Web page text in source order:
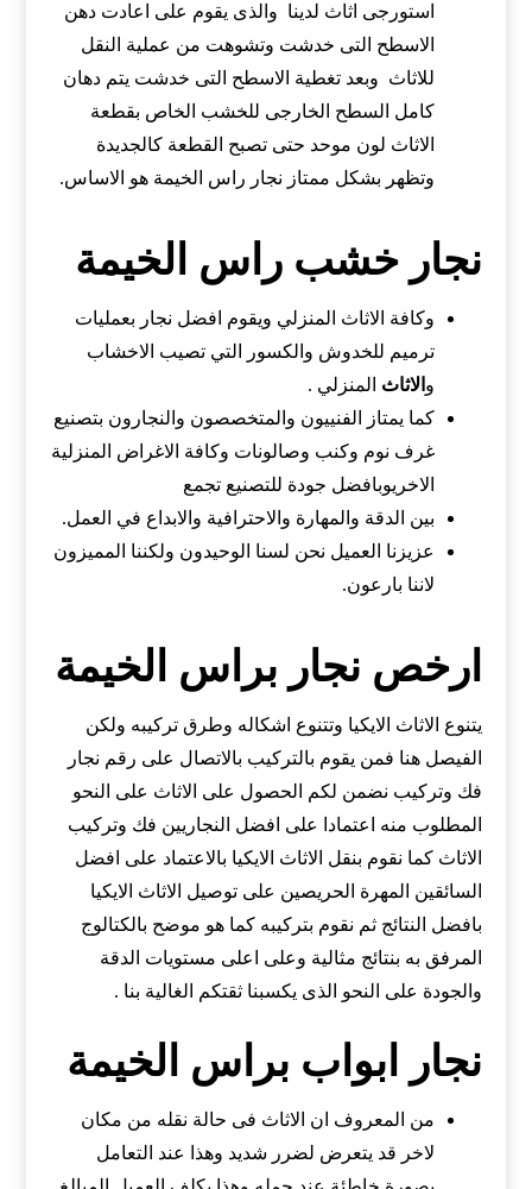
استورجى اثاث لدينا والذى يقوم على اعادت دهن
الاسطح التى خدشت وتشوهت من عملية النقل
للاثاث وبعد تغطية الاسطح التى خدشت يتم دهان
كامل السطح الخارجى للخشب الخاص بقطعة
الاثاث لون موحد حتى تصبح القطعة كالجديدة
وتظهر بشكل ممتاز نجار راس الخيمة هو الاساس.
نجار خشب راس الخيمة
وكافة الاثاث المنزلي ويقوم افضل نجار بعمليات
ترميم للخدوش والكسور التي تصيب الاخشاب
و الاثاث المنزلي .
كما يمتاز الفنييون والمتخصصون والنجارون بتصنيع
غرف نوم وكنب وصالونات وكافة الاغراض المنزلية
الاخريوبافضل جودة للتصنيع تجمع
بين الدقة والمهارة والاحترافية والابداع في العمل.
عزيزنا العميل نحن لسنا الوحيدون ولكننا المميزون
لاننا بارعون.
ارخص نجار براس الخيمة
يتنوع الاثاث الايكيا وتتنوع اشكاله وطرق تركيبه ولكن
الفيصل هنا فمن يقوم بالتركيب بالاتصال على رقم نجار
فك وتركيب نضمن لكم الحصول على الاثاث على النحو
المطلوب منه اعتمادا على افضل النجاريين فك وتركيب
الاثاث كما نقوم بنقل الاثاث الايكيا بالاعتماد على افضل
السائقين المهرة الحريصين على توصيل الاثاث الايكيا
بافضل النتائج ثم نقوم بتركيبه كما هو موضح بالكتالوج
المرفق به بنتائج مثالية وعلى اعلى مستويات الدقة
والجودة على النحو الذى يكسبنا ثقتكم الغالية بنا .
نجار ابواب براس الخيمة
من المعروف ان الاثاث فى حالة نقله من مكان
لاخر قد يتعرض لضرر شديد وهذا عند التعامل